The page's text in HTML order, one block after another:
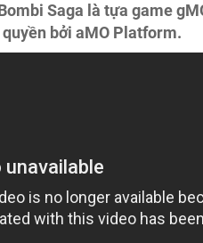
Saga là tựa game
bởi aMO Platform.